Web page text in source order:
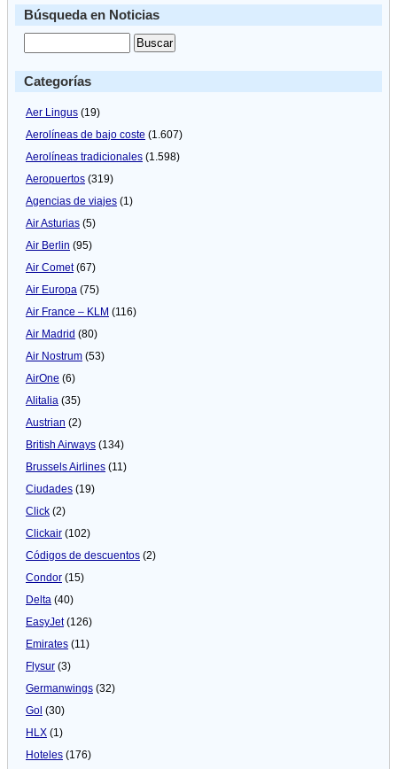
Búsqueda en Noticias
Categorías
Aer Lingus (19)
Aerolíneas de bajo coste (1.607)
Aerolíneas tradicionales (1.598)
Aeropuertos (319)
Agencias de viajes (1)
Air Asturias (5)
Air Berlin (95)
Air Comet(67)
Air Europa (75)
Air France – KLM (116)
Air Madrid (80)
Air Nostrum (53)
AirOne (6)
Alitalia (35)
Austrian (2)
British Airways (134)
Brussels Airlines (11)
Ciudades (19)
Click (2)
Clickair (102)
Códigos de descuentos (2)
Condor (15)
Delta (40)
EasyJet(126)
Emirates (11)
Flysur (3)
Germanwings (32)
Gol (30)
HLX (1)
Hoteles (176)